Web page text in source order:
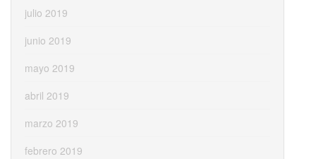
julio 2019
junio 2019
mayo 2019
abril 2019
marzo 2019
febrero 2019